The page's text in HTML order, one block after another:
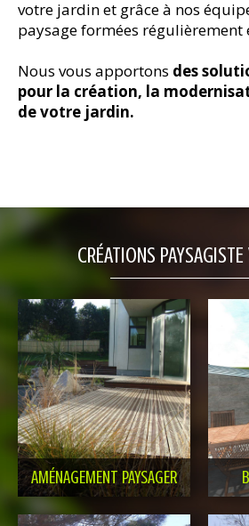
Voir l'actualité
Voir l'actualité
Voir l'actualité
Voir l'actualité
Voir l'actualité
votre jardin et grâce à nos
paysage formées régulièrement
Nous vous apportons des
pour la création, la
de votre jardin.
CRÉATIONS
AMÉNAGEMENT PAYSAGER